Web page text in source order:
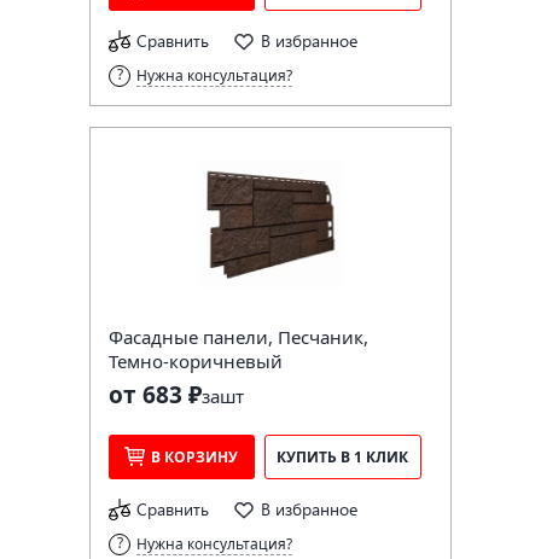
Сравнить В избранное
Нужна консультация?
Фасадные панели, Песчаник,
Темно-коричневый
от 683 ₽зашт
В КОРЗИНУ КУПИТЬ В 1 КЛИК
Сравнить В избранное
Нужна консультация?